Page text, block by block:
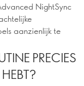
NightSync
aanzienlijk te
PRECIES